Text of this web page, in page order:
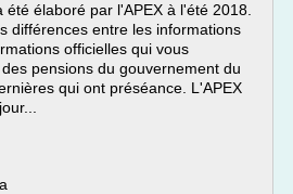
élaboré par l'APEX à l'été 2018.
différences entre les informations
officielles qui vous
pensions du gouvernement du
qui ont préséance. L'APEX